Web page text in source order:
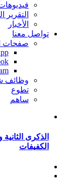
التقرير
الأخبار
تواصل معنا
صفحات
وظائف
تطوع
ساهم
الذكرى
الكفيفات